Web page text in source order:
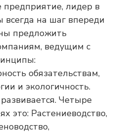
предприятие, лидер в
на шаг впереди
предложить
ведущим с
обязательствам,
и экологичность.
Четыре
это: Растениеводство,